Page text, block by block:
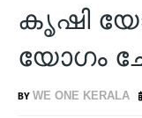
കൃഷി
യോഗം
WE ONE KERALA